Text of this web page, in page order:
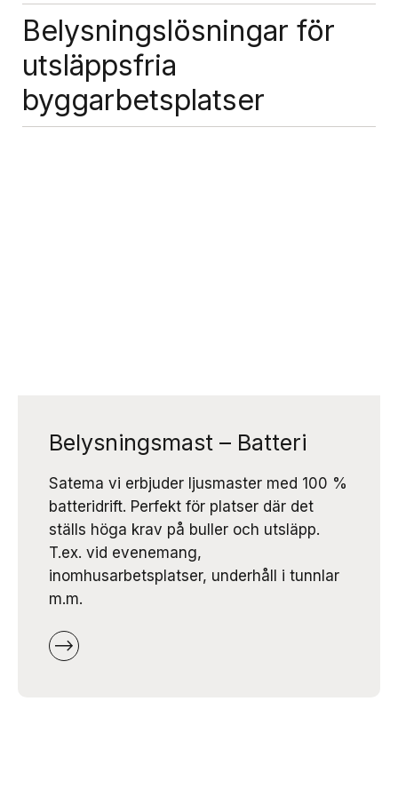
Belysningslösningar för
utsläppsfria
byggarbetsplatser
Belysningsmast – Batteri
Satema vi erbjuder ljusmaster med 100 %
batteridrift. Perfekt för platser där det
ställs höga krav på buller och utsläpp.
T.ex. vid evenemang,
inomhusarbetsplatser, underhåll i tunnlar
m.m.